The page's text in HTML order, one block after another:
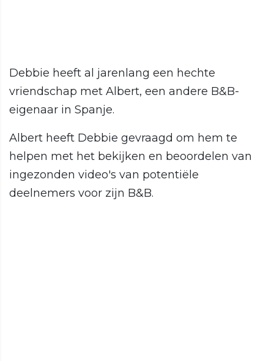
Debbie heeft al jarenlang een hechte
vriendschap met Albert, een andere B&B-
eigenaar in Spanje.
Albert heeft Debbie gevraagd om hem te
helpen met het bekijken en beoordelen van
ingezonden video's van potentiële
deelnemers voor zijn B&B.